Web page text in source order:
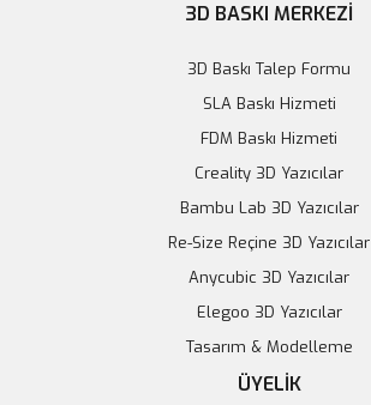
Anahtar Kutusu - 3D Özel Tasarım
Tükendi
3D BASKI MERKEZİ
3D Baskı Talep Formu
SLA Baskı Hizmeti
FDM Baskı Hizmeti
Creality 3D Yazıcılar
Bambu Lab 3D Yazıcılar
Re-Size Reçine 3D Yazıcılar
Anycubic 3D Yazıcılar
Elegoo 3D Yazıcılar
Tasarım & Modelleme
ÜYELİK